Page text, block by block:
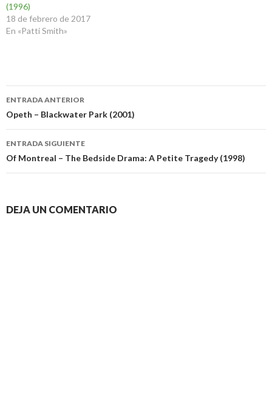
(1996)
18 de febrero de 2017
En «Patti Smith»
Navegación
de
entradas
ENTRADA ANTERIOR
Opeth – Blackwater Park (2001)
ENTRADA SIGUIENTE
Of Montreal – The Bedside Drama: A Petite Tragedy (1998)
DEJA UN COMENTARIO